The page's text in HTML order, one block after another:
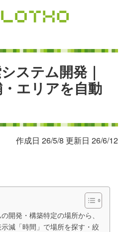
システム開発｜
・ エリ アを自動
作成日 26/5/8 更新日 26/6/12
開発・構築特定の場所から、
減「時間」で場所を探す・絞